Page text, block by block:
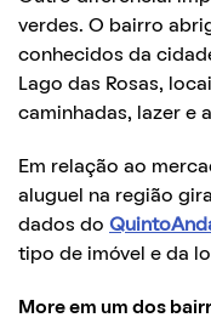
verdes. O bairro
conhecidos da
Lago das Rosas,
caminhadas, lazer e
Em relação ao
aluguel na região
dados do
tipo de imóvel e da
More em um dos